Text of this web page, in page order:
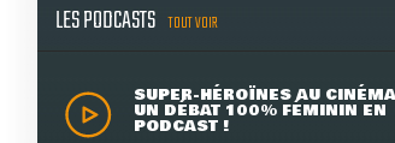
LES PODCASTS TOUT VOIR
SUPER-HÉROÏNES AU
UN DÉBAT 100% FÉMININ EN
PODCAST !